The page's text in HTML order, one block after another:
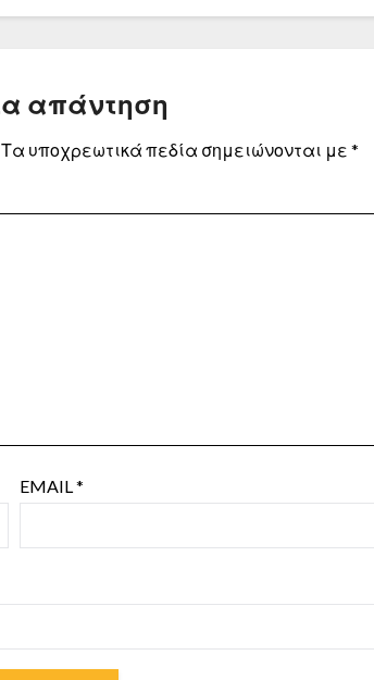
απάντηση
Τα υποχρεωτικά πεδία σημειώνονται με *
EMAIL*